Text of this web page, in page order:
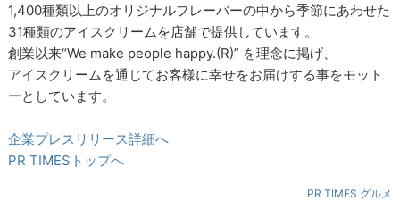
1,400種類以上のオリジナルフレーバーの中から季節にあわせた
31種類のアイスクリームを店舗で提供しています。
創業以来“We make people happy.(R)” を理念に掲げ、
アイスクリームを通じてお客様に幸せをお届けする事をモット
ーとしています。
企業プレスリリース詳細へ
PR TIMESトップへ
PR TIMES グルメ